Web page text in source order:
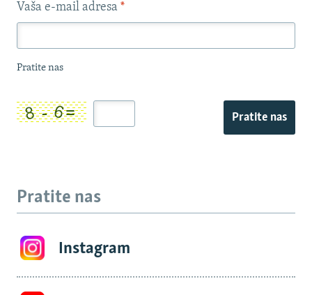
Vaša e-mail adresa *
Pratite nas
Pratite nas
Pratite nas
Instagram